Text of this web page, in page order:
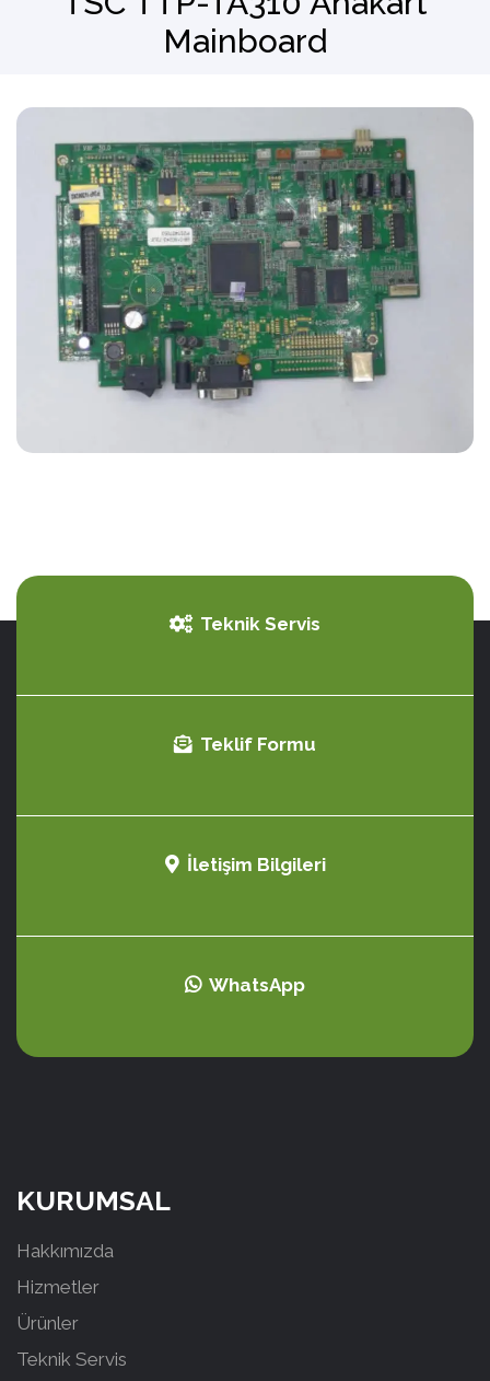
Barkod OkuyucuMainboard
Teknik Servis
Teklif Formu
İletişim Bilgileri
WhatsApp
KURUMSAL
Hakkımızda
Hizmetler
Ürünler
Teknik Servis